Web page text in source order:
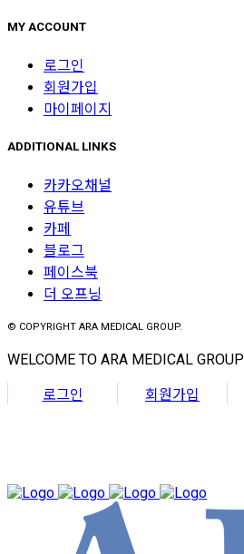
MY ACCOUNT
로그인
회원가입
마이페이지
ADDITIONAL LINKS
카카오채널
유튜브
카페
블로그
페이스북
더 오프닝
© COPYRIGHT ARA MEDICAL GROUP.
WELCOME TO ARA MEDICAL GROUP
로그인 회원가입